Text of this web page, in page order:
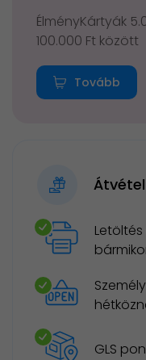
ÉlményKártyák
100.000 Ft között
Tovább
GLS